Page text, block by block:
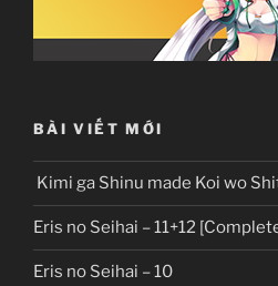
BÀI VIẾT MỚI
Kimi ga Shinu made Koi wo
Eris no Seihai – 11+12
Eris no Seihai – 10